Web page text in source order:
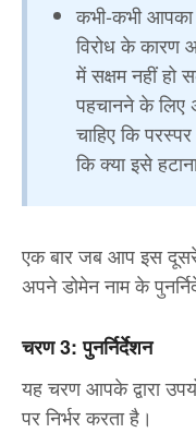
कभी-कभी
विरोध के कारण
में सक्षम नहीं
पहचानने के लिए
चाहिए कि
कि क्या इसे
एक बार जब आप इस
अपने डोमेन नाम के
चरण 3: पुनर्निर्देशन
यह चरण आपके द्वारा
पर निर्भर करता है।